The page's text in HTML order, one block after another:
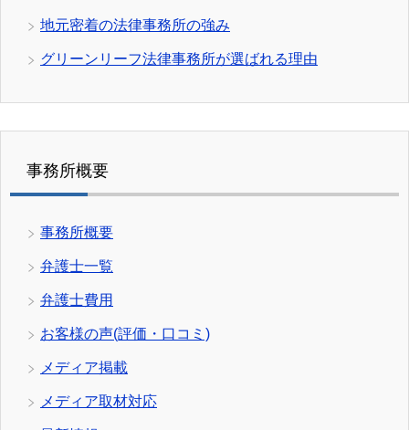
地元密着の法律事務所の強み
グリーンリーフ法律事務所が選ばれる理由
事務所概要
事務所概要
弁護士一覧
弁護士費用
お客様の声(評価・口コミ)
メディア掲載
メディア取材対応